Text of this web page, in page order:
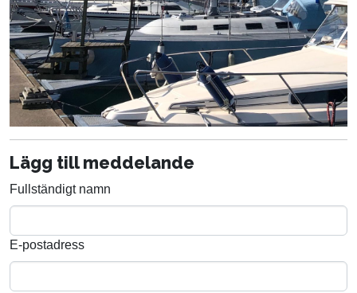
Lägg till meddelande
Fullständigt namn
E-postadress